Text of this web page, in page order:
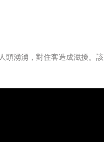
頭湧湧，對住客造成滋擾。該